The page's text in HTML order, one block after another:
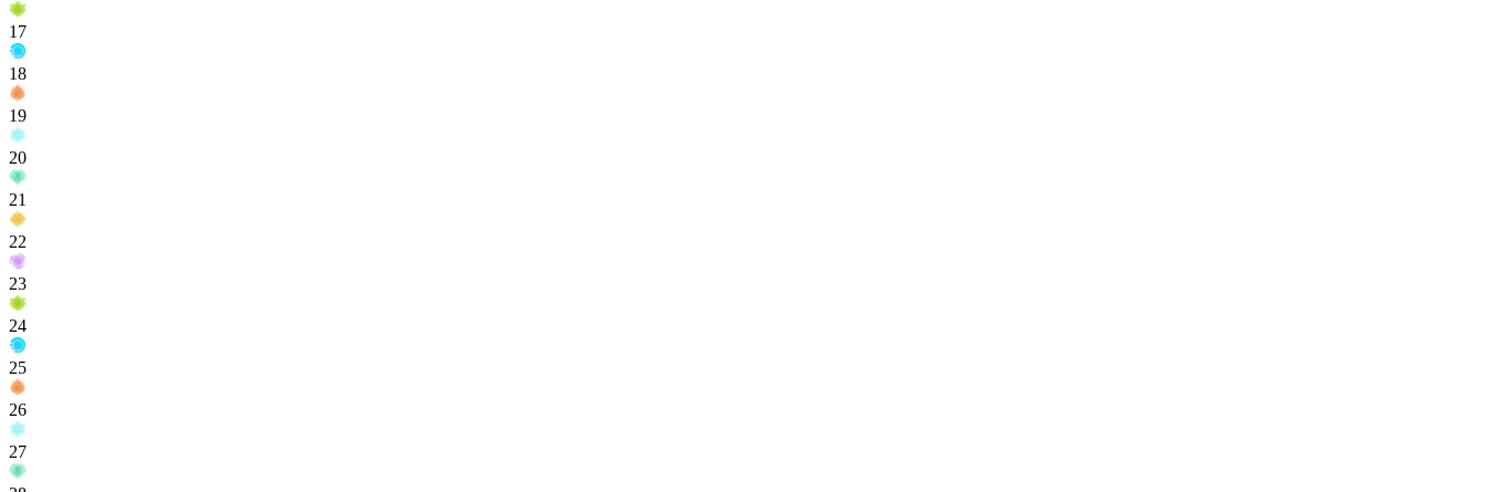
17
18
19
20
21
22
23
24
25
26
27